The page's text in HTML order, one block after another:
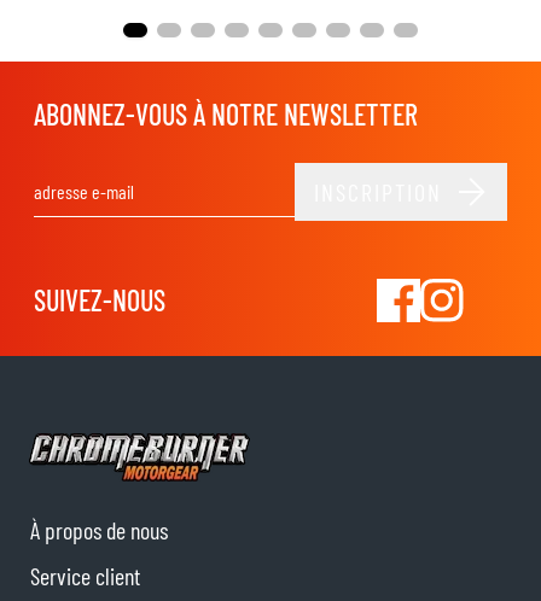
ABONNEZ-VOUS À NOTRE NEWSLETTER
SUIVEZ-NOUS
À propos de nous
Service client